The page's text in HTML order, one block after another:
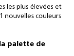
les plus élevées et
nouvelles couleurs
la palette de